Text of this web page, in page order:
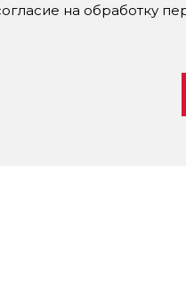
на обработку